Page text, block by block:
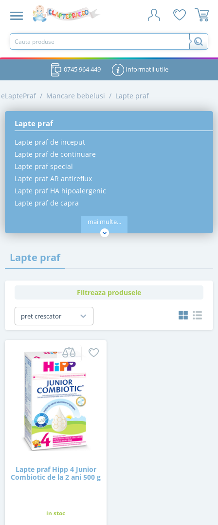
0745 964 449 Informatii utile
eLaptePraf / Mancare bebelusi / Lapte praf
Lapte praf
Lapte praf de inceput
Lapte praf de continuare
Lapte praf special
Lapte praf AR antireflux
Lapte praf HA hipoalergenic
Lapte praf de capra
mai multe...
Lapte praf
Filtreaza produsele
pret crescator
Lapte praf Hipp 4 Junior
Combiotic de la 2 ani 500 g
in stoc